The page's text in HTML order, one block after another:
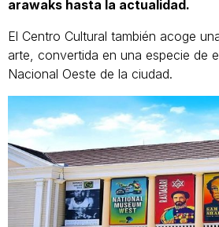
arawaks hasta la actualidad.
El Centro Cultural también acoge
arte, convertida en una especie de
Nacional Oeste de la ciudad.